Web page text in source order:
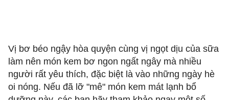
Vị bơ béo ngậy hòa quyện cùng vị ngọt dịu của sữa
làm nên món kem bơ ngon ngất ngây mà nhiều
người rất yêu thích, đặc biệt là vào những ngày hè
oi nóng. Nếu đã lỡ "mê" món kem mát lạnh bổ